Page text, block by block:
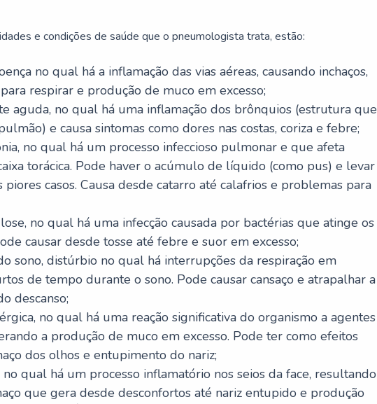
e condições de saúde que o pneumologista trata, estão:
no qual há a inflamação das vias aéreas, causando inchaços,
respirar e produção de muco em excesso;
aguda, no qual há uma inflamação dos brônquios (estrutura que
e causa sintomas como dores nas costas, coriza e febre;
no qual há um processo infeccioso pulmonar e que afeta
torácica. Pode haver o acúmulo de líquido (como pus) e levar
piores casos. Causa desde catarro até calafrios e problemas para
no qual há uma infecção causada por bactérias que atinge os
causar desde tosse até febre e suor em excesso;
sono, distúrbio no qual há interrupções da respiração em
de tempo durante o sono. Pode causar cansaço e atrapalhar a
descanso;
no qual há uma reação significativa do organismo a agentes
a produção de muco em excesso. Pode ter como efeitos
dos olhos e entupimento do nariz;
no qual há um processo inflamatório nos seios da face, resultando
que gera desde desconfortos até nariz entupido e produção